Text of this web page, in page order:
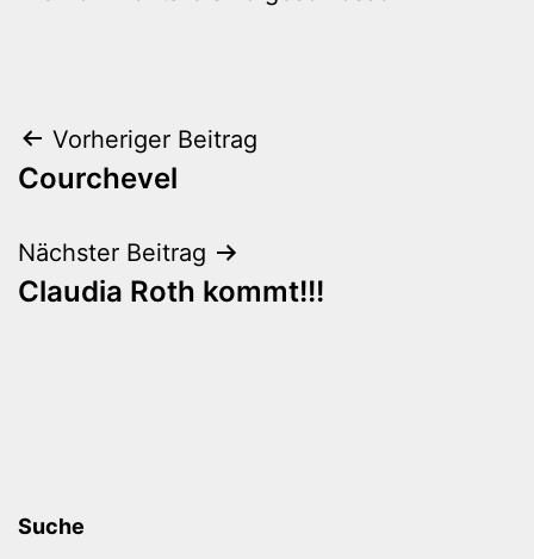
Beitragsnavigation
Vorheriger Beitrag
Courchevel
Nächster Beitrag
Claudia Roth kommt!!!
Suche